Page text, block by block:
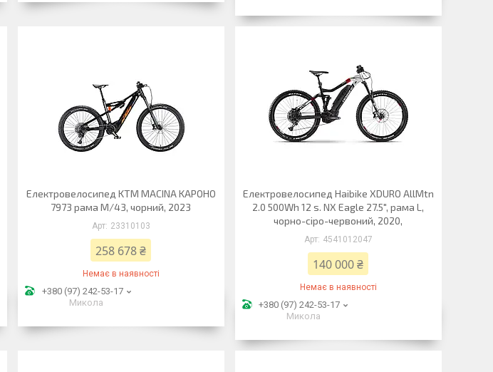
Електровелосипед KTM MACINA KAPOHO
7973 рама M/43, чорний, 2023
23310103
258 678 ₴
Немає в наявності
+380 (97) 242-53-17
Микола
Електровелосипед Haibike XDURO AllMtn
2.0 500Wh 12 s. NX Eagle 27.5", рама L,
чорно-сіро-червоний, 2020,
4541012047
140 000 ₴
Немає в наявності
+380 (97) 242-53-17
Микола